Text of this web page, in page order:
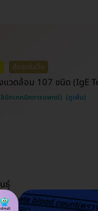
คุ้มสุดในเว็บ
วดล้อม 107 ชนิด (IgE
นิกเทคนิคการแพทย์)
ธุ์
นิกเทคนิคการแพทย์)